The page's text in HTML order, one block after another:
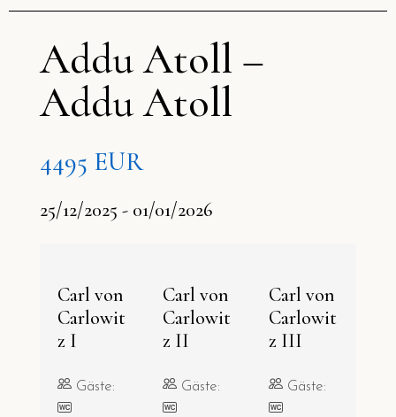
Addu Atoll –
Addu Atoll
4495 EUR
25/12/2025 - 01/01/2026
Carl von
Carlowit
z I
Gäste:
Carl von
Carlowit
z II
Gäste:
Carl von
Carlowit
z III
Gäste: